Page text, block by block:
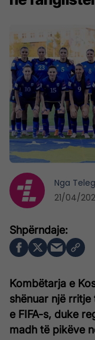
Kombëtarja e
shënuar një
e FIFA-s, duke
madh të pikëve
Nga
21/04/